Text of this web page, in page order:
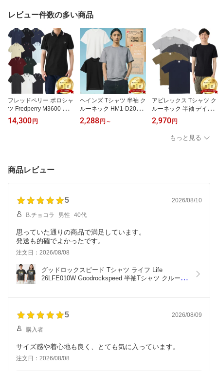
ーンスニーカー
タイプ メリージェーン
レビュー件数の多い商品
フレッドペリー ポロシャ
ツ Fredperry M3600 ツイ
ン ティップド Fred Perry
フレッド ペリー メンズ
14,300 円
ヘインズ Tシャツ 半袖 ク
ルーネック HM1-D201 H
M1-X201 SHIRO シロ H
M1-D202 KURO クロ H
2,288 円 ～
アビレックス Tシャツ ク
ルーネック 半袖 デイリ
ー Crew Neck T-Shirt 78
3 4934014 7834934014
6143502 クルー ネック
カットソー アヴィレック
2,970 円
もっと見る
商品レビュー
5 2026/08/10
B.チョコラ 男性 40代
思っていた通りの商品で満足しています。
発送も的確でよかったです。
注文日：2026/08/08
グッドロックスピード Tシャツ ライフ Life
26LFE010W Goodrockspeed 半袖Tシャツ クルーネ
5 2026/08/09
購入者
サイズ感や着心地も良く、とても気に入っています。
注文日：2026/08/08